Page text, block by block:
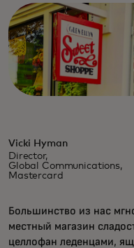
Vicki Hyman
Director,
Global Communications,
Mastercard
Большинство из нас
местный магазин
целлофан леденцами,